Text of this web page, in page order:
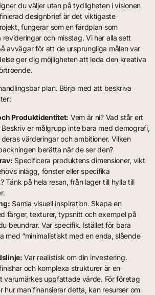
du väljer utan på tydligheten i visionen
designbrief är det viktigaste
fungerar som en färdplan som
och misstag. Vi har alla sett
avvägar för att de ursprungliga målen var
ger dig möjligheten att leda den kreativa
plan. Börja med att beskriva
Produktidentitet: Vem är ni? Vad står ert
er målgrupp inte bara med demografi,
värderingar och ambitioner. Vilken
berätta när de ser den?
Specificera produktens dimensioner, vikt
inlägg, fönster eller specifika
Tänk på hela resan, från lager till hylla till
Samla visuell inspiration. Skapa en
färger, texturer, typsnitt och exempel på
beundrar. Var specifik. Istället för bara
med “minimalistiskt med en enda, slående
Var realistisk om din investering.
och komplexa strukturer är en
varumärkes uppfattade värde. För företag
hur man finansierar detta, kan resurser om